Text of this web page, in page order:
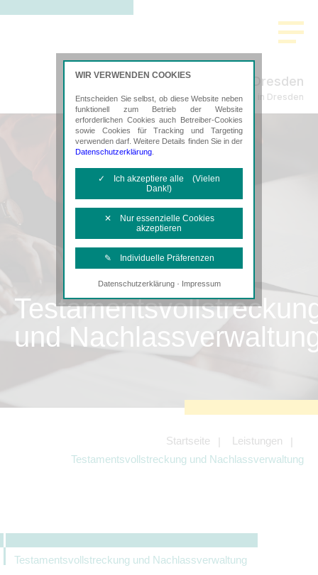
KLP Dresden
Steuerberatung in Dresden
und
Startseite
Leistungen
Testamentsvollstreckung und Nachlassverwaltung
Testamentsvollstreckung und Nachlassverwaltung
WIR VERWENDEN COOKIES
Entscheiden Sie selbst, ob diese Website neben
funktionell zum Betrieb der Website
erforderlichen Cookies auch Betreiber-Cookies
sowie Cookies für Tracking und Targeting
verwenden darf. Weitere Details finden Sie in der
Datenschutzerklärung
✓ Ich akzeptiere alle (Vielen
Dank!)
✕ Nur essenzielle Cookies
akzeptieren
✎ Individuelle Präferenzen
Notwendige Cookies
Diese Cookies sind erforderlich, um die
grundlegende Funktionalität der Website
Tracking- und Targeting-Cookies
Angebotes einschließlich der
Angeboten von z.B. Facebook und
Datenschutzerklärung· Impressum